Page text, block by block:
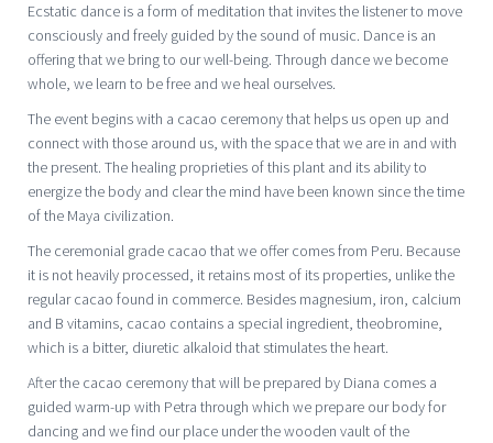
Ecstatic dance is a form of meditation that invites the listener to move
consciously and freely guided by the sound of music. Dance is an
offering that we bring to our well-being. Through dance we become
whole, we learn to be free and we heal ourselves.
The event begins with a cacao ceremony that helps us open up and
connect with those around us, with the space that we are in and with
the present. The healing proprieties of this plant and its ability to
energize the body and clear the mind have been known since the time
of the Maya civilization.
The ceremonial grade cacao that we offer comes from Peru. Because
it is not heavily processed, it retains most of its properties, unlike the
regular cacao found in commerce. Besides magnesium, iron, calcium
and B vitamins, cacao contains a special ingredient, theobromine,
which is a bitter, diuretic alkaloid that stimulates the heart.
After the cacao ceremony that will be prepared by Diana comes a
guided warm-up with Petra through which we prepare our body for
dancing and we find our place under the wooden vault of the